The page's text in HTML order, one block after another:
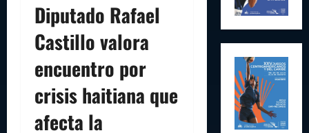
Diputado Rafael
Castillo valora
encuentro por
crisis haitiana que
afecta la